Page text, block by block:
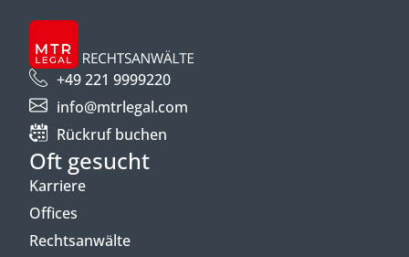
+49 221 9999220
info@mtrlegal.com
Rückruf buchen
Oft gesucht
Karriere
Offices
Rechtsanwälte